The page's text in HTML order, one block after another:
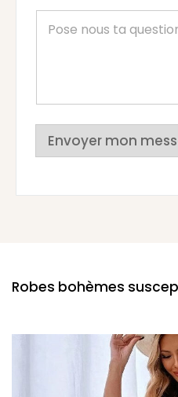
Envoyer mon
Robes bohèmes